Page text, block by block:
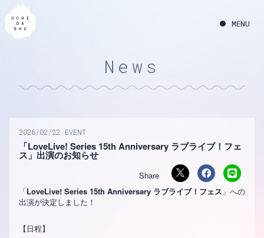
News
2026 02 22 EVENT
「LoveLive! Series 15th Anniversary ラブライブ！フェ
ス」出演のお知らせ
「LoveLive! Series 15th Anniversary ラブライブ！フェス 」への
出演が決定しました！
【日程】